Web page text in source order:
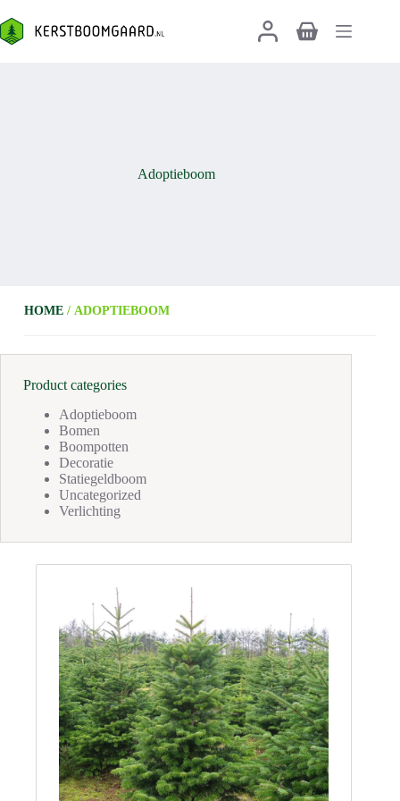
naar
de
Winkelwagen
Adoptieboom
HOME/ ADOPTIEBOOM
Product categories
Adoptieboom
Bomen
Boompotten
Decoratie
Statiegeldboom
Uncategorized
Verlichting